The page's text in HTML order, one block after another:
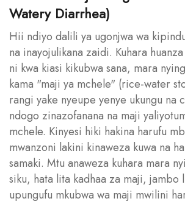
Watery Diarrhea)
Hii ndiyo dalili ya ugonjwa wa
na inayojulikana zaidi. Kuhara
ni kwa kiasi kikubwa sana, mara
kama "maji ya mchele" (rice-water
rangi yake nyeupe yenye ukungu na
ndogo zinazofanana na maji
mchele. Kinyesi hiki hakina harufu
mwanzoni lakini kinaweza kuwa na
samaki. Mtu anaweza kuhara mara
siku, hata lita kadhaa za maji, jambo
upungufu mkubwa wa maji mwilini